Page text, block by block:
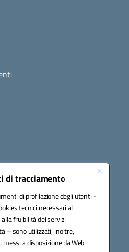
di tracciamento
di profilazione degli utenti -
tecnici necessari al
fruibilità dei servizi
– sono utilizzati, inoltre,
a disposizione da Web